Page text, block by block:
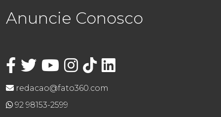
Anuncie Conosco
redacao@fato360.com
92 98153-2599